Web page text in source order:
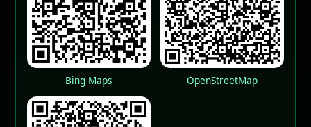
Bing Maps OpenStreetMap